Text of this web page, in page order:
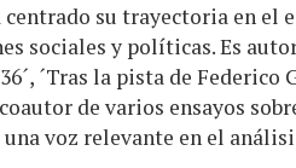
centrado su trayectoria en el
sociales y políticas. Es
´Tras la pista de Federico
de varios ensayos
voz relevante en el